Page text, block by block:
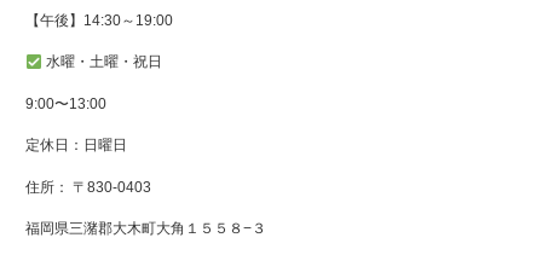
【午後】14:30～19:00
水曜・土曜・祝日
9:00〜13:00
定休日：日曜日
住所： 〒830-0403
福岡県三潴郡大木町大角１５５８−３